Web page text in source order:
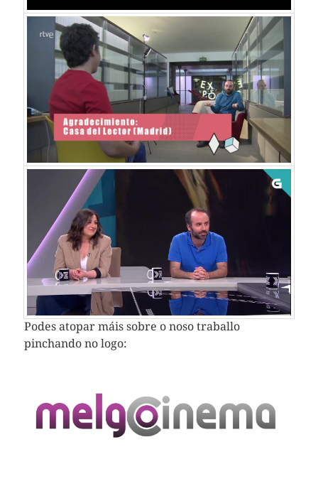
Podes atopar máis sobre o noso traballo
pinchando no logo: